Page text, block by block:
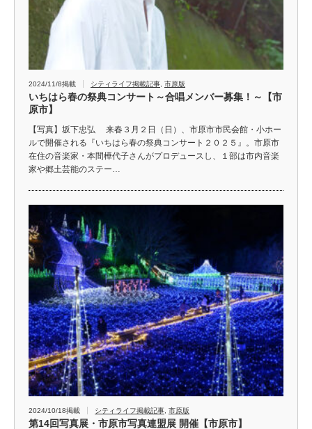
2024/11/8掲載 シティライフ掲載記事 市原版
いちはら春の祭典コンサート～合唱メンバー募集！～【市
原市】
【写真】坂下忠弘 来春３月２日（日）、市原市市民会館・小ホー
ルで開催される『いちはら春の祭典コンサート２０２５』。市原市
在住の音楽家・本間樺代子さんがプロデュースし、１部は市内音楽
家や郷土芸能のステー…
2024/10/18掲載 シティライフ掲載記事 市原版
第14回写真展・市原市写真連盟展 開催【市原市】